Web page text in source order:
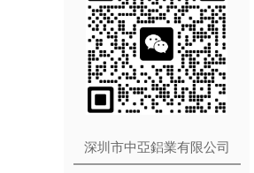
深圳市中亞鋁業有限公司